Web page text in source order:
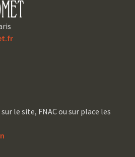
le site, FNAC ou sur place les